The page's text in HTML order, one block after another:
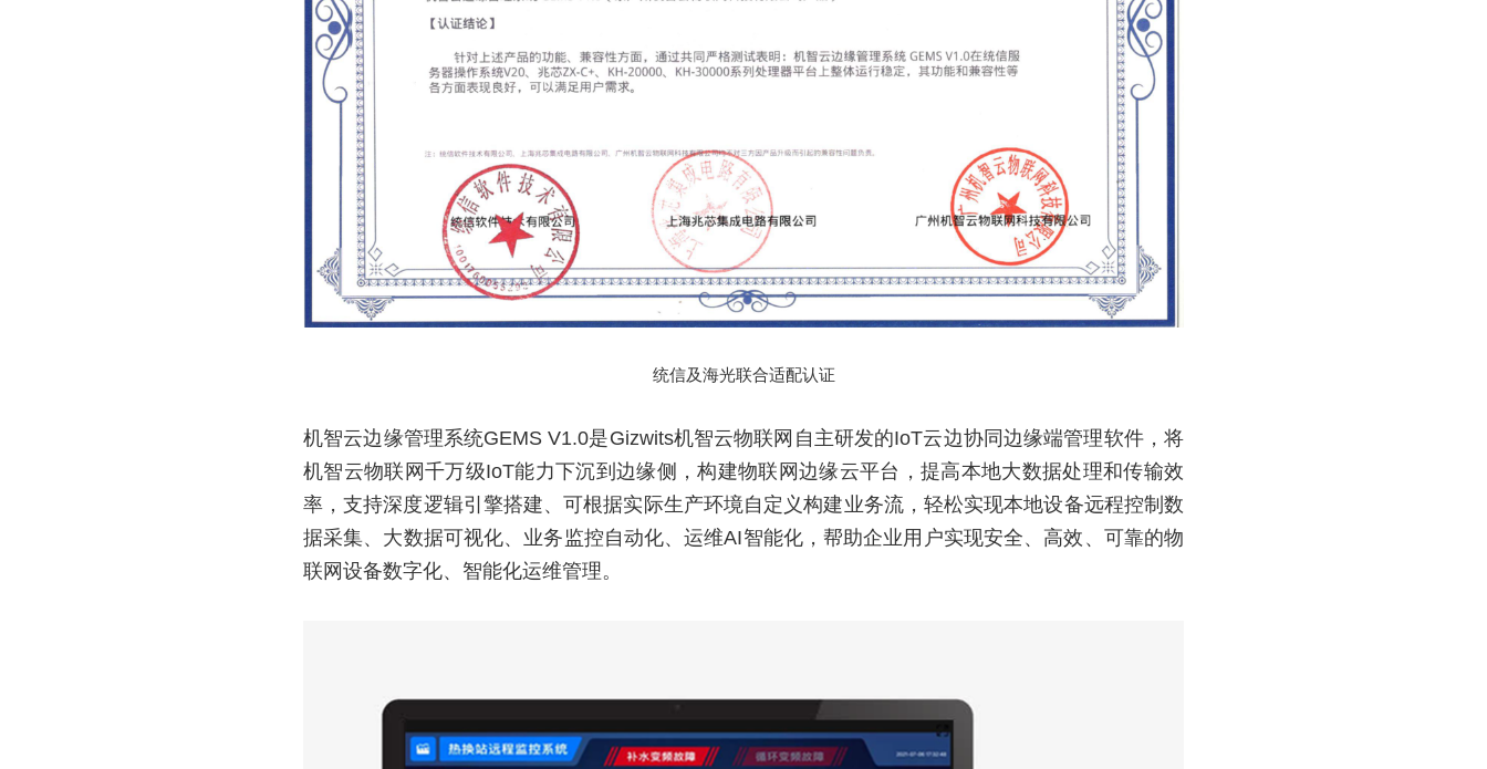
统信及海光联合适配认证
机智云边缘管理系统GEMS V1.0是Gizwits机智云物联网自主研发的IoT云边协同边缘端管理软件，将
机智云物联网千万级IoT能力下沉到边缘侧，构建物联网边缘云平台，提高本地大数据处理和传输效
率，支持深度逻辑引擎搭建、可根据实际生产环境自定义构建业务流，轻松实现本地设备远程控制数
据采集、大数据可视化、业务监控自动化、运维AI智能化，帮助企业用户实现安全、高效、可靠的物
联网设备数字化、智能化运维管理。